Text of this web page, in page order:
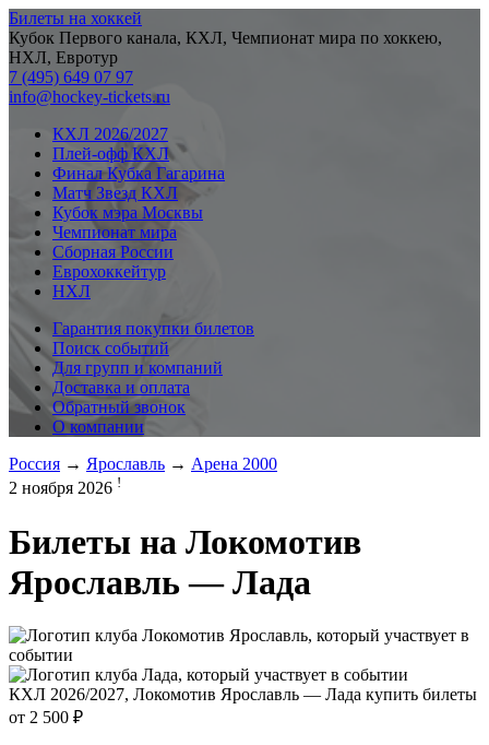
Билеты на хоккей
Кубок Первого канала, КХЛ, Чемпионат мира по хоккею,
НХЛ, Евротур
7 (495) 649 07 97
info@hockey-tickets.ru
КХЛ 2026/2027
Плей-офф КХЛ
Финал Кубка Гагарина
Матч Звезд КХЛ
Кубок мэра Москвы
Чемпионат мира
Сборная России
Еврохоккейтур
НХЛ
Гарантия покупки билетов
Поиск событий
Для групп и компаний
Доставка и оплата
Обратный звонок
О компании
Россия → Ярославль → Арена 2000
2 ноября 2026 !
Билеты на Локомотив
Ярославль — Лада
КХЛ 2026/2027, Локомотив Ярославль — Лада купить билеты
от 2 500 ₽